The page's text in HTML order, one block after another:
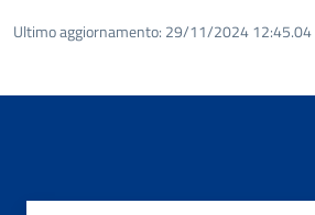
Ultimo aggiornamento: 29/11/2024 12:45.04